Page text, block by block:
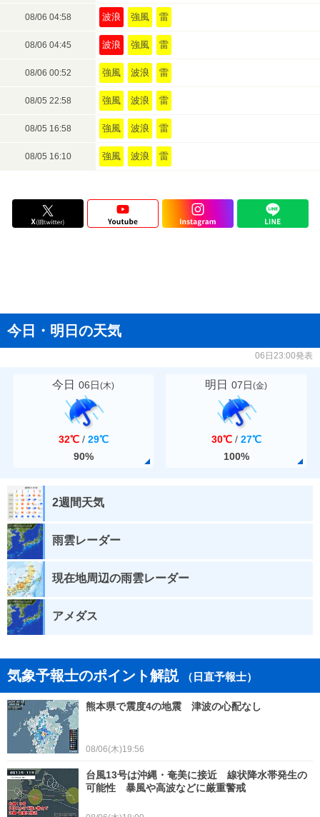
08/06 04:58 波浪 強風 雷
08/06 04:45 波浪 強風 雷
08/06 00:52 強風 波浪 雷
08/05 22:58 強風 波浪 雷
08/05 16:58 強風 波浪 雷
08/05 16:10 強風 波浪 雷
今日・明日の天気
06日23:00発表
今日 06日(木)
32℃ / 29℃
90%
明日 07日(金)
30℃ / 27℃
100%
2週間天気
雨雲レーダー
現在地周辺の雨雲レーダー
アメダス
気象予報士のポイント解説 （日直予報士）
熊本県で震度4の地震 津波の心配なし
08/06(木)19:56
台風13号は沖縄・奄美に接近 線状降水帯発生の
可能性 暴風や高波などに厳重警戒